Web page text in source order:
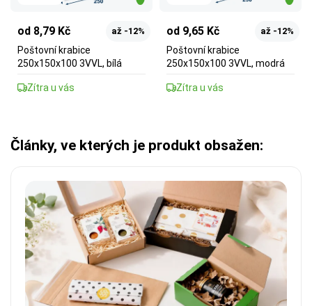
od 8,79 Kč až -12%
Poštovní krabice
250x150x100 3VVL, bílá
Zítra u vás
od 9,65 Kč až -12%
Poštovní krabice
250x150x100 3VVL, modrá
Zítra u vás
Články, ve kterých je produkt obsažen: